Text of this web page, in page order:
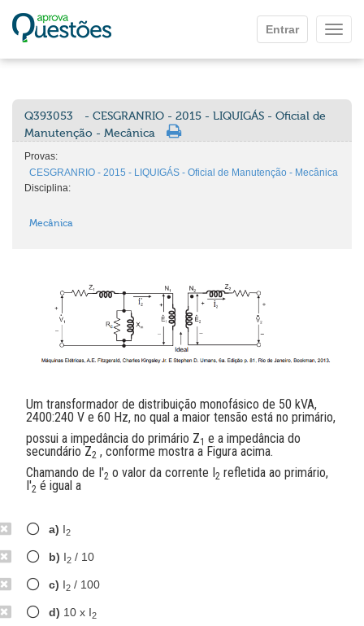
Entrar
Q393053
- CESGRANRIO - 2015 - LIQUIGÁS - Oficial de
Manutenção - Mecânica
Provas:
CESGRANRIO - 2015 - LIQUIGÁS - Oficial de Manutenção - Mecânica
Disciplina:
Mecânica
Um transformador de distribuição monofásico de 50 kVA,
2400:240 V e 60 Hz, no qual a maior tensão está no primário,
possui a impedância do primário Z1 e a impedância do
secundário Z2 , conforme mostra a Figura acima.
Chamando de I'2 o valor da corrente I 2 refletida ao primário,
I'2 é igual a
a) I2
b) I2 / 10
c) I2 / 100
d) 10 x I2